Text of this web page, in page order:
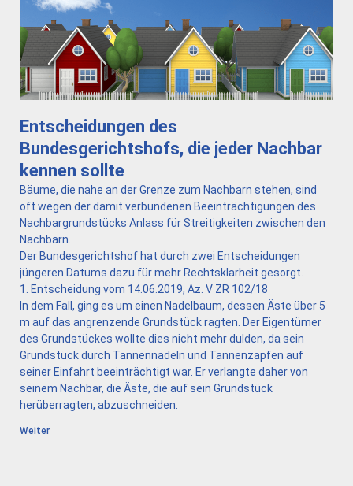
Entscheidungen des
Bundesgerichtshofs, die jeder Nachbar
kennen sollte
Bäume, die nahe an der Grenze zum Nachbarn stehen, sind
oft wegen der damit verbundenen Beeinträchtigungen des
Nachbargrundstücks Anlass für Streitigkeiten zwischen den
Nachbarn.
Der Bundesgerichtshof hat durch zwei Entscheidungen
jüngeren Datums dazu für mehr Rechtsklarheit gesorgt.
1. Entscheidung vom 14.06.2019, Az. V ZR 102/18
In dem Fall, ging es um einen Nadelbaum, dessen Äste über 5
m auf das angrenzende Grundstück ragten. Der Eigentümer
des Grundstückes wollte dies nicht mehr dulden, da sein
Grundstück durch Tannennadeln und Tannenzapfen auf
seiner Einfahrt beeinträchtigt war. Er verlangte daher von
seinem Nachbar, die Äste, die auf sein Grundstück
herüberragten, abzuschneiden.
Weiter